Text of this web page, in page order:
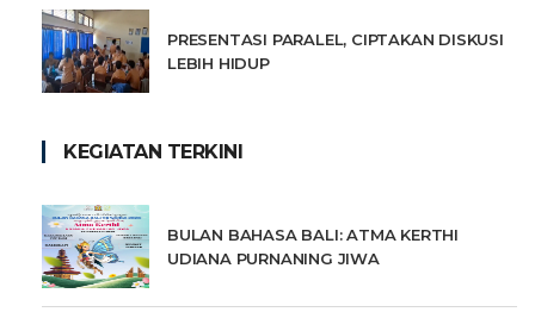
PRESENTASI PARALEL, CIPTAKAN DISKUSI
LEBIH HIDUP
KEGIATAN TERKINI
BULAN BAHASA BALI: ATMA KERTHI
UDIANA PURNANING JIWA